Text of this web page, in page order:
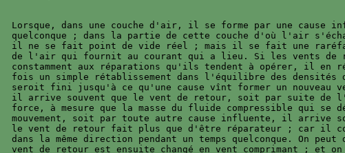
Lorsque, dans une couche d'air, il se forme par une cause
quelconque ; dans la partie de cette couche d'où l'air
il ne se fait point de vide réel ; mais il se fait une
de l'air qui fournit au courant qui a lieu. Si les vents de
constamment aux réparations qu'ils tendent à opérer, il en
fois un simple rétablissement dans l'équilibre des
seroit fini jusqu'à ce qu'une cause vînt former un nouveau
il arrive souvent que le vent de retour, soit par suite de
force, à mesure que la masse du fluide compressible qui se
mouvement, soit par toute autre cause influente, il arrive
le vent de retour fait plus que d'être réparateur ; car il
dans la même direction pendant un temps quelconque. On